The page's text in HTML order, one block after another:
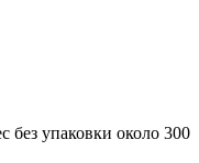
без упаковки около 300